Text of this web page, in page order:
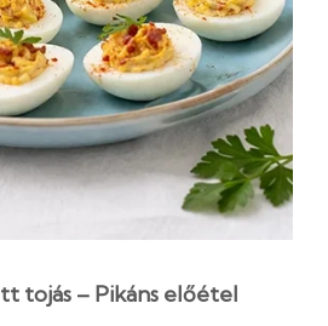
tojás – Pikáns előétel